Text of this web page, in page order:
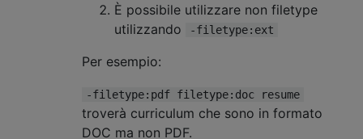
È possibile utilizzare non filetype
utilizzando
-filetype:ext
Per esempio:
-filetype:pdf filetype:doc resume
troverà curriculum che sono in formato
DOC ma non PDF.